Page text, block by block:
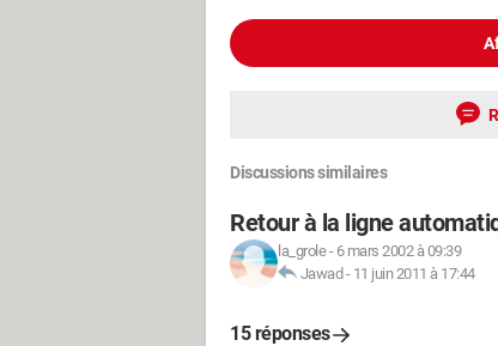
Discussions similaires
Retour à la ligne
la_grole- 6 mars 2002 à 09:39
Jawad - 11 juin 2011 à 17:44
15 réponses